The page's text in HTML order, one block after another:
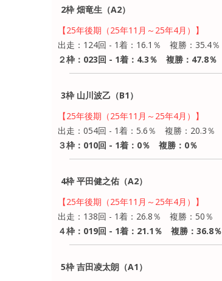
2枠 畑竜生（A2）
【25年後期（25年11月～25年4月）】
出走：124回 - 1着：16.1％ 複勝：35.4％
２枠：023回 - 1着：4.3％ 複勝：47.8％
3枠 山川波乙（B1）
【25年後期（25年11月～25年4月）】
出走：054回 - 1着：5.6％ 複勝：20.3％
３枠：010回 - 1着：0％ 複勝：0％
4枠 平田健之佑（A2）
【25年後期（25年11月～25年4月）】
出走：138回 - 1着：26.8％ 複勝：50％
４枠：019回 - 1着：21.1％ 複勝：36.8％
5枠 吉田凌太朗（A1）